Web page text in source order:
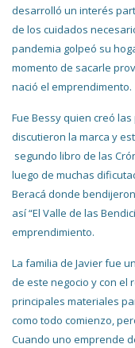
desarrolló un interés
de los cuidados
pandemia golpeó su
momento de sacarle
nació el emprendimento.
Fue Bessy quien creó
discutieron la marca y
segundo libro de las
luego de muchas
Beracá donde
así “El Valle de las
emprendimiento.
La familia de Javier fue
de este negocio y con
principales materiales
como todo comienzo,
Cuando uno emprende